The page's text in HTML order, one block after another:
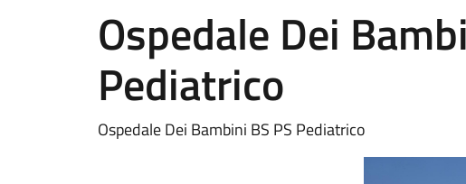
Ospedale Dei
Pediatrico
Ospedale Dei Bambini BS PS Pediatrico